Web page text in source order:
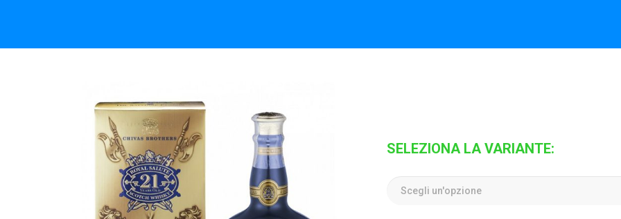
SELEZIONA LA VARIANTE: